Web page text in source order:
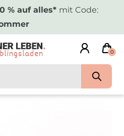
% auf alles* mit Code:
0